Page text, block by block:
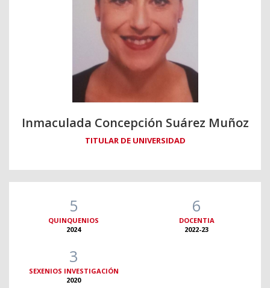
Inmaculada Concepción Suárez Muñoz
TITULAR DE UNIVERSIDAD
5
QUINQUENIOS
2024
6
DOCENTIA
2022-23
3
SEXENIOS INVESTIGACIÓN
2020